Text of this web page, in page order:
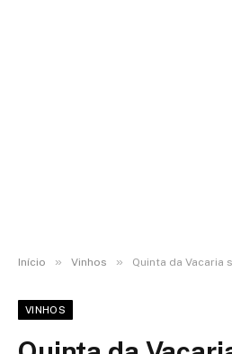
Início » Vinhos » Quinta da Vacaria surpreende com
VINHOS